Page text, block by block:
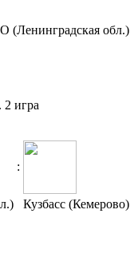
(Ленинградская обл.)
игра
:
Кузбасс (Кемерово)